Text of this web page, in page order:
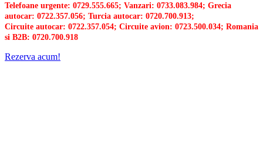
Telefoane urgente: 0729.555.665; Vanzari: 0733.083.984; Grecia
autocar: 0722.357.056; Turcia autocar: 0720.700.913;
Circuite autocar: 0722.357.054; Circuite avion: 0723.500.034; Romania
si B2B: 0720.700.918
Rezerva acum!